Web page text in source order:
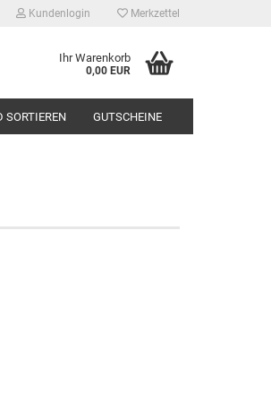
Kundenlogin Merkzettel
Ihr Warenkorb
0,00 EUR
SORTIEREN GUTSCHEINE